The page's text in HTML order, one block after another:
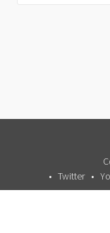
Twitter